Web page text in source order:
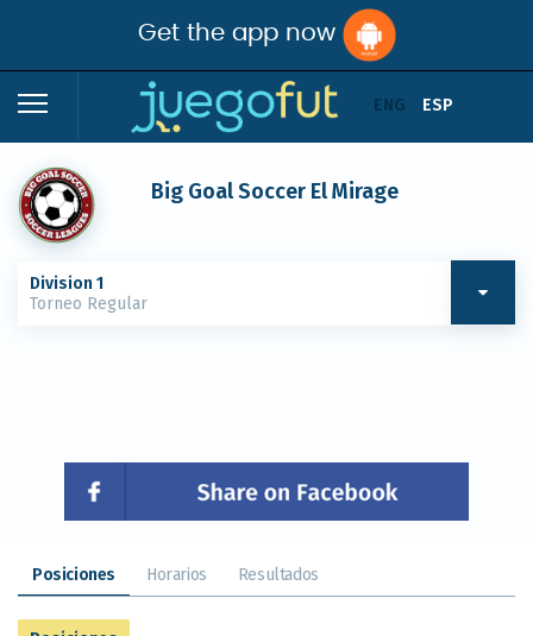
Get the app now
ENG ESP
Big Goal Soccer El Mirage
Division 1
Torneo Regular
Posiciones Horarios Resultados